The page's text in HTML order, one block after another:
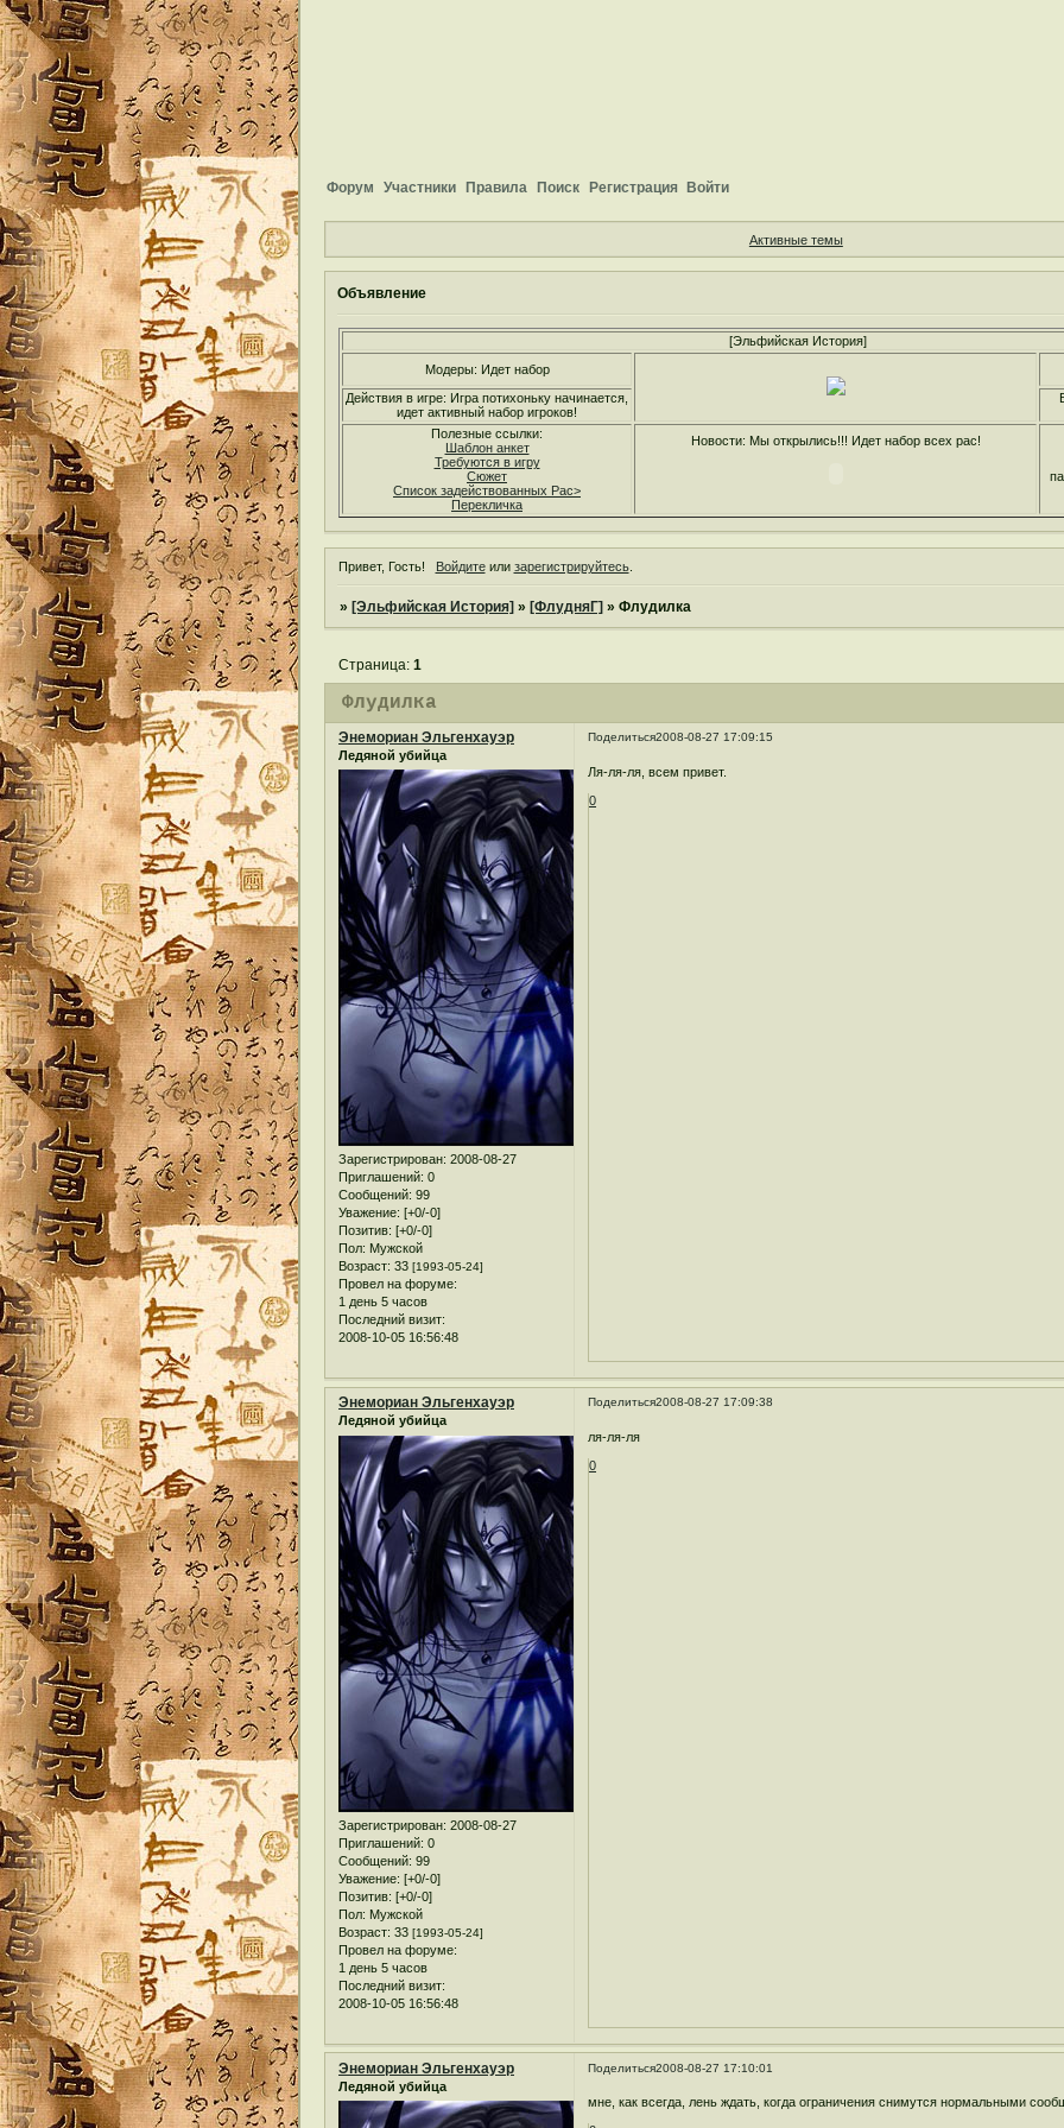
Форум Участники Правила Поиск Регистрация Войти
Активные темы
Объявление
[Эльфийская История]
Модеры: Идет набор
Действия в игре: Игра потихоньку начинается,
идет активный набор игроков!
Полезные ссылки:
Шаблон анкет
Требуются в игру
Сюжет
Список задействованных Рас>
Перекличка
Новости: Мы открылись!!! Идет набор всех рас!
Привет, Гость! Войдитеили зарегистрируйтесь.
»[Эльфийская История] »[ФлудняГ] »Флудилка
Флудилка
Страница:1
Поделиться2008-08-27 17:09:15
Энемориан Эльгенхауэр
Ледяной убийца
Зарегистрирован: 2008-08-27
Приглашений: 0
Сообщений: 99
Уважение: [+0/-0]
Позитив: [+0/-0]
Пол: Мужской
Возраст: 33 [1993-05-24]
Провел на форуме:
1 день 5 часов
Последний визит:
2008-10-05 16:56:48
Ля-ля-ля, всем привет.
0
Поделиться2008-08-27 17:09:38
Энемориан Эльгенхауэр
Ледяной убийца
Зарегистрирован: 2008-08-27
Приглашений: 0
Сообщений: 99
Уважение: [+0/-0]
Позитив: [+0/-0]
Пол: Мужской
Возраст: 33 [1993-05-24]
Провел на форуме:
1 день 5 часов
Последний визит:
2008-10-05 16:56:48
ля-ля-ля
0
Поделиться2008-08-27 17:10:01
Энемориан Эльгенхауэр
Ледяной убийца
мне, как всегда, лень ждать, когда ограничения снимутся нормальными